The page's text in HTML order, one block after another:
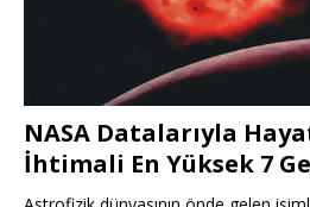
NASA Datalarıyla
İhtimali En Yüksek 7